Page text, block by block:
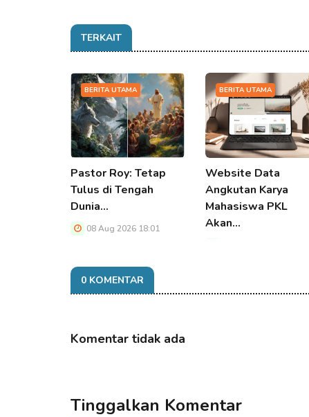
TERKAIT
BERITA UTAMA
Pastor Roy: Tetap
Tulus di Tengah
Dunia…
08 Aug 2026 18:01
BERITA UTAMA
Website Data
Angkutan Karya
Mahasiswa PKL
Akan…
0 KOMENTAR
Komentar tidak ada
Tinggalkan Komentar